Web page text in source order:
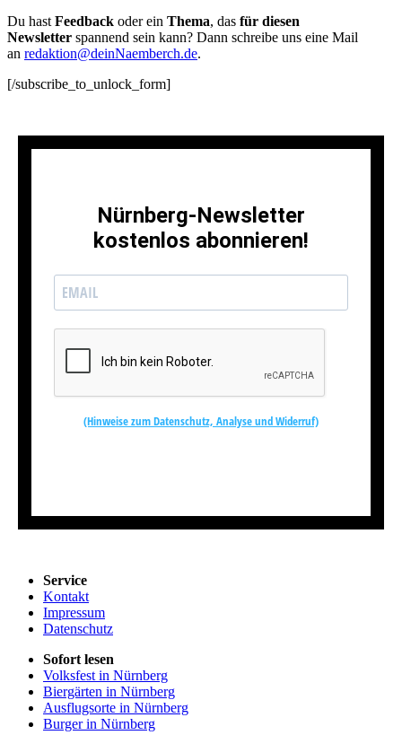
Du hast Feedback oder ein Thema, das für diesen
Newsletter spannend sein kann? Dann schreibe uns eine Mail
an redaktion@deinNaemberch.de.
[/subscribe_to_unlock_form]
Nürnberg-Newsletter
kostenlos abonnieren!
(Hinweise zum Datenschutz, Analyse und Widerruf)
Service
Kontakt
Impressum
Datenschutz
Sofort lesen
Volksfest in Nürnberg
Biergärten in Nürnberg
Ausflugsorte in Nürnberg
Burger in Nürnberg